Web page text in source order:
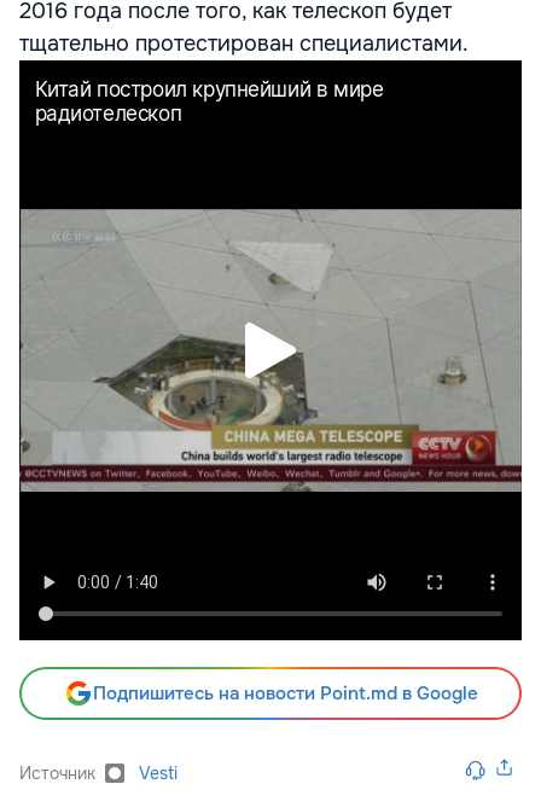
2016 года после того, как телескоп будет
тщательно протестирован специалистами.
Подпишитесь на новости Point.md в Google
Источник Vesti